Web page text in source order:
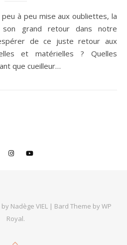
son grand retour dans notre
de ce juste retour aux
et matérielles ? Quelles
que cueilleur…
Nadège VIEL | Bard Theme byWP
Royal.